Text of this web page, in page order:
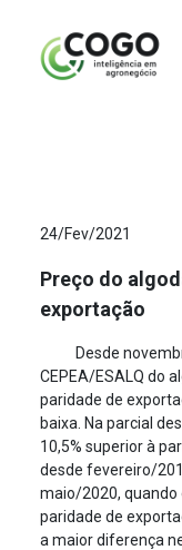
24/Fev/2021
Preço do
exportação
Desde
CEPEA/ESALQ do
paridade de
baixa. Na parcial
10,5% superior à
desde fevereiro/
maio/2020, quando
paridade de
a maior diferença